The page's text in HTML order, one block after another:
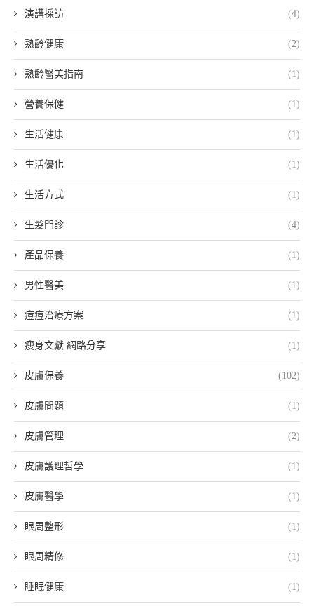
演講採訪 (4)
熟齡健康 (2)
熟齡醫美指南 (1)
營養保健 (1)
生活健康 (1)
生活優化 (1)
生活方式 (1)
生髮門診 (4)
產品保養 (1)
男性醫美 (1)
痘痘治療方案 (1)
瘦身文獻 網路分享 (1)
皮膚保養 (102)
皮膚問題 (1)
皮膚管理 (2)
皮膚護理哲學 (1)
皮膚醫學 (1)
眼周整形 (1)
眼周精修 (1)
睡眠健康 (1)